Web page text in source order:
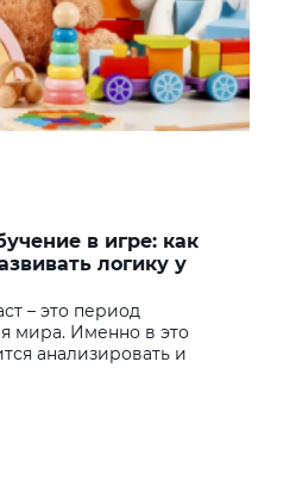
в игре: как
логику у
– это период
мира. Именно в это
анализировать и